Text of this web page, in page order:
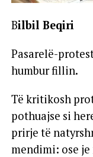
Bilbil Beqiri
Pasarelë-
humbur fillin.
Të kritikosh
pothuajse si
prirje të
mendimi: ose je